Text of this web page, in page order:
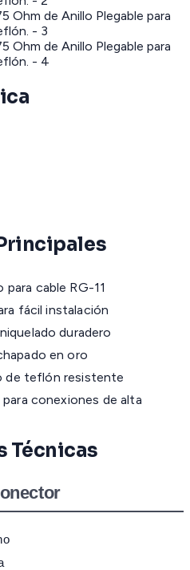
cable RG-11
fácil instalación
duradero
en oro
de teflón resistente
conexiones de alta
Técnicas